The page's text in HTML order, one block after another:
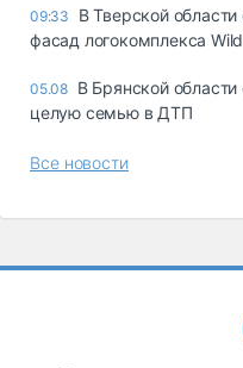
09:33
В Тверской
фасад логокомплекса
05.08 В Брянской области
целую семью в ДТП
Все новости